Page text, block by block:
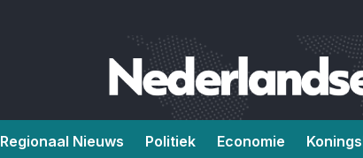
Regionaal Nieuws Politiek Economie